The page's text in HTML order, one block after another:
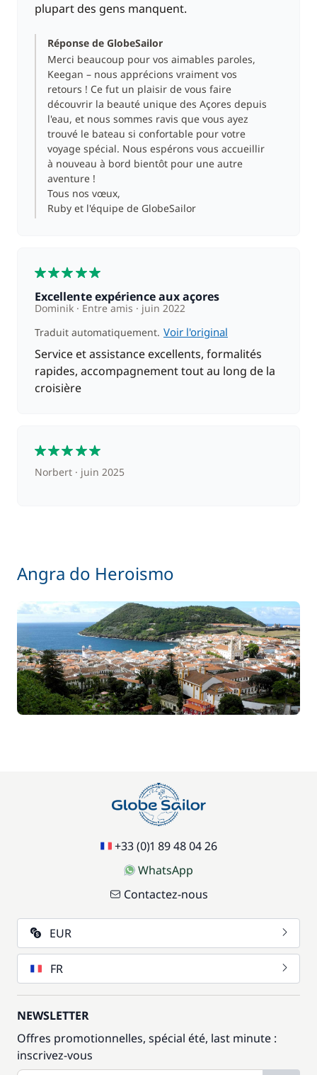
plupart des gens manquent.
Réponse de GlobeSailor
Merci beaucoup pour vos aimables paroles,
Keegan – nous apprécions vraiment vos
retours ! Ce fut un plaisir de vous faire
découvrir la beauté unique des Açores depuis
l'eau, et nous sommes ravis que vous ayez
trouvé le bateau si confortable pour votre
voyage spécial. Nous espérons vous accueillir
à nouveau à bord bientôt pour une autre
aventure !
Tous nos vœux,
Ruby et l'équipe de GlobeSailor
Excellente expérience aux açores
Dominik Entre amis
juin 2022
Traduit automatiquement. Voir l'original
Service et assistance excellents, formalités
rapides, accompagnement tout au long de la
croisière
Norbert juin 2025
Angra do Heroismo
+33 (0)1 89 48 04 26
WhatsApp
Contactez-nous
EUR
FR
NEWSLETTER
Offres promotionnelles, spécial été, last minute :
inscrivez-vous